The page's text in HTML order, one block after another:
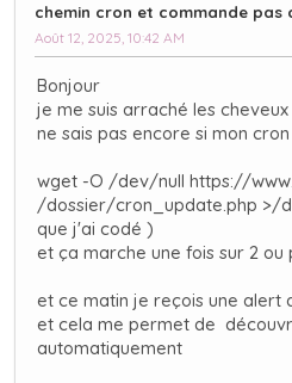
chemin cron et commande pas
Août 12, 2025, 10:42 AM
Bonjour
je me suis arraché les
ne sais pas encore si mon
wget -O /dev/null https://
/dossier/cron_update.php >/
que j'ai codé )
et ça marche une fois sur 2 ou
et ce matin je reçois une alert
et cela me permet de
automatiquement